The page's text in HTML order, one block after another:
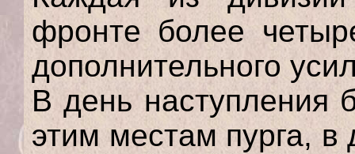
фронте более
дополнительного
В день наступления
этим местам пурга, в